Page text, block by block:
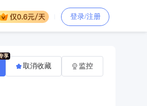
登录/注册
取消收藏 监控